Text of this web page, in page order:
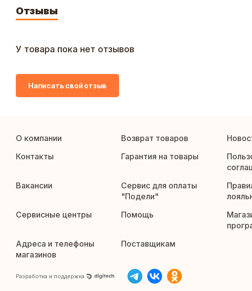
Отзывы
У товара пока нет отзывов
Написать свой отзыв
О компании Возврат товаров
Контакты
Гарантия на товары
Вакансии
Сервис для оплаты
"Подели"
Сервисные центры
Помощь
Адреса и телефоны
магазинов
Поставщикам
Разработка и поддержка